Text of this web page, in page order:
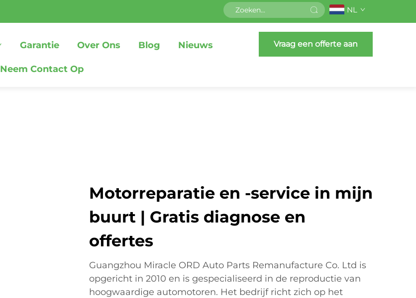
NL
Garantie Over Ons Blog Nieuws
Neem Contact Op
Vraag een offerte aan
Motorreparatie en -service in mijn
buurt | Gratis diagnose en
offertes
Guangzhou Miracle ORD Auto Parts Remanufacture Co. Ltd is
opgericht in 2010 en is gespecialiseerd in de reproductie van
hoogwaardige automotoren. Het bedrijf richt zich op het